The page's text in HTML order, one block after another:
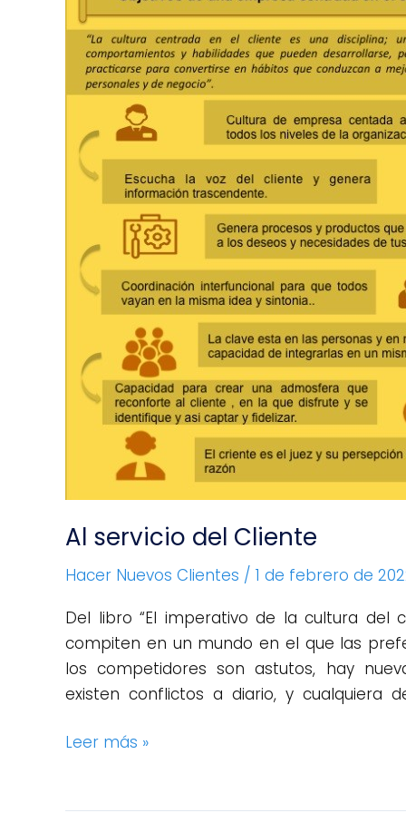
Al servicio del Cliente
Hacer Nuevos Clientes / 1 de febrero de
Del libro “El imperativo de la cultura del
compiten en un mundo en el que las
los competidores son astutos, hay
existen conflictos a diario, y cualquiera
del
Cliente
Leer más »